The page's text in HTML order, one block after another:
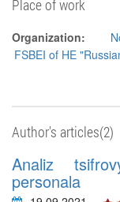
Place of work
Organization:
FSBEI of HE
Author's articles(2)
Analiz
personala